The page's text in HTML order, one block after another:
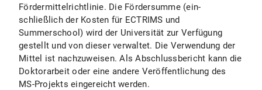
Fördermittelrichtlinie. Die Fördersumme (ein-
schließlich der Kosten für ECTRIMS und
Summerschool) wird der Universität zur Verfügung
gestellt und von dieser verwaltet. Die Verwendung der
Mittel ist nachzuweisen. Als Abschlussbericht kann die
Doktorarbeit oder eine andere Veröffentlichung des
MS-Projekts eingereicht werden.